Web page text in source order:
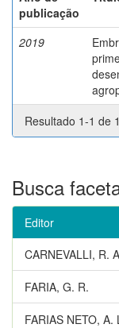
publicação
2019
Resultado 1-1 de
Busca
Editor
CARNEVALLI, R.
FARIA, G. R.
FARIAS NETO, A.